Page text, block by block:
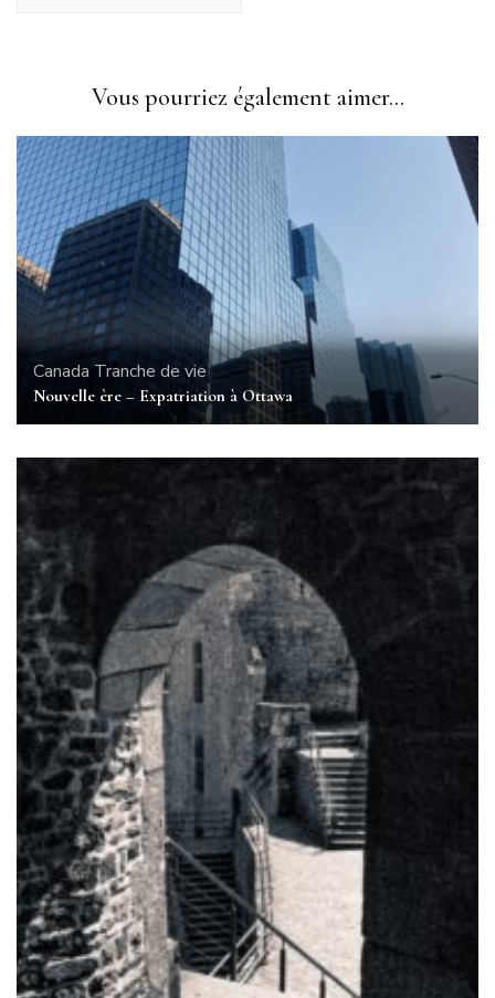
Vous pourriez également aimer...
Canada Tranche de vie
Nouvelle ère – Expatriation à Ottawa